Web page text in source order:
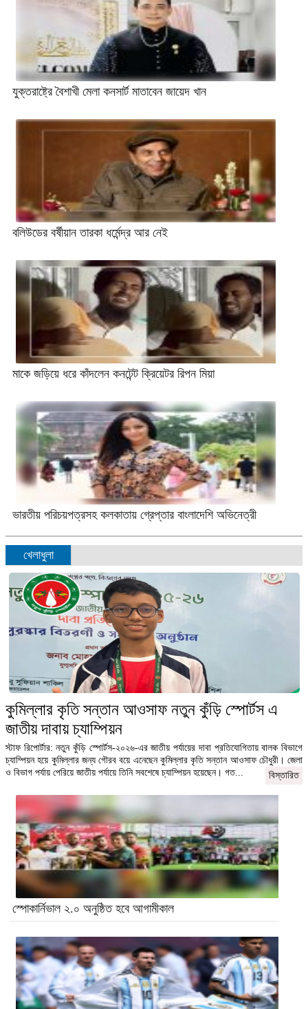
যুক্তরাষ্ট্রে বৈশাখী মেলা কনসার্ট মাতাবেন জায়েদ খান
বলিউডের বর্ষীয়ান তারকা ধর্মেন্দ্র আর নেই
মাকে জড়িয়ে ধরে কাঁদলেন কনটেন্ট ক্রিয়েটর রিপন মিয়া
ভারতীয় পরিচয়পত্রসহ কলকাতায় গ্রেপ্তার বাংলাদেশি অভিনেত্রী
খেলাধুলা
কুমিল্লার কৃতি সন্তান আওসাফ নতুন কুঁড়ি স্পোর্টস এ
জাতীয় দাবায় চ্যাম্পিয়ন
স্টাফ রিপোর্টার: নতুন কুঁড়ি স্পোর্টস-২০২৬-এর জাতীয় পর্যায়ের দাবা প্রতিযোগিতায় বালক বিভাগে
চ্যাম্পিয়ন হয়ে কুমিল্লার জন্য গৌরব বয়ে এনেছেন কুমিল্লার কৃতি সন্তান আওসাফ চৌধুরী। জেলা
ও বিভাগ পর্যায় পেরিয়ে জাতীয় পর্যায়ে তিনি সবশেষে চ্যাম্পিয়ন হয়েছেন। গত...
বিস্তারিত
স্পোকার্নিভাল ২.০ অনুষ্ঠিত হবে আগামীকাল